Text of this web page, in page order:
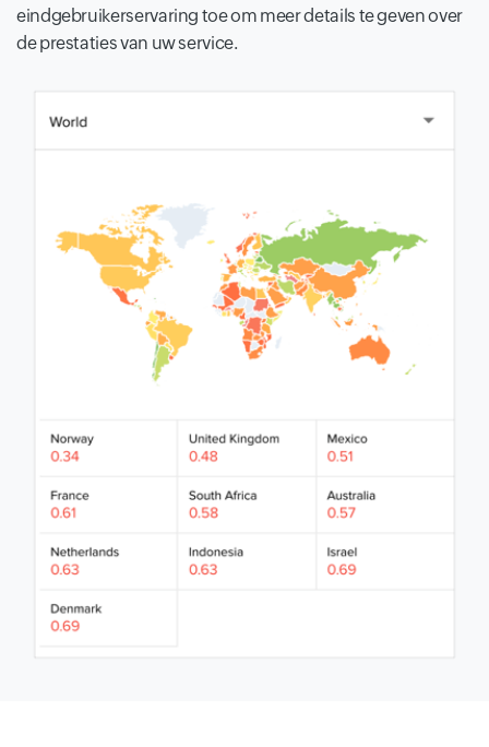
eindgebruikerservaring toe om meer details te geven over
de prestaties van uw service.